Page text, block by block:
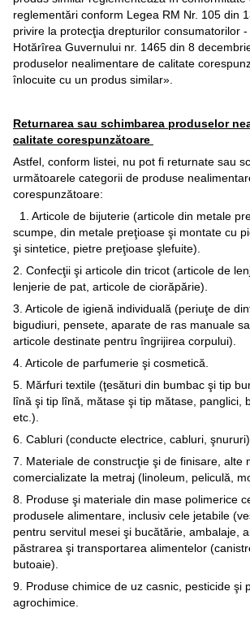
reglementări conform Legea RM Nr. 105 din
privire la protecţia drepturilor consumatorilor -
Hotărîrea Guvernului nr. 1465 din 8
produselor nealimentare de calitate
înlocuite cu un produs similar».
Returnarea sau schimbarea produselor
calitate corespunzătoare
Astfel, conform listei, nu pot fi returnate sau
următoarele categorii de produse
corespunzătoare:
1. Articole de bijuterie (articole din metale
scumpe, din metale preţioase şi montate cu
şi sintetice, pietre preţioase şlefuite).
2. Confecţii şi articole din tricot (articole de
lenjerie de pat, articole de ciorăpărie).
3. Articole de igienă individuală (periuţe de
bigudiuri, pensete, aparate de ras manuale
articole destinate pentru îngrijirea corpului).
4. Articole de parfumerie şi cosmetică.
5. Mărfuri textile (ţesături din bumbac şi tip
lînă şi tip lînă, mătase şi tip mătase, panglici,
etc.).
6. Cabluri (conducte electrice, cabluri,
7. Materiale de construcţie şi de finisare, alte
comercializate la metraj (linoleum, peliculă,
8. Produse şi materiale din mase polimerice
produsele alimentare, inclusiv cele jetabile
pentru servitul mesei şi bucătărie, ambalaje,
păstrarea şi transportarea alimentelor
butoaie).
9. Produse chimice de uz casnic, pesticide şi
agrochimice.